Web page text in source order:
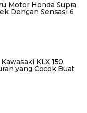
Motor Honda Supra
Dengan Sensasi 6
KLX 150
yang Cocok Buat